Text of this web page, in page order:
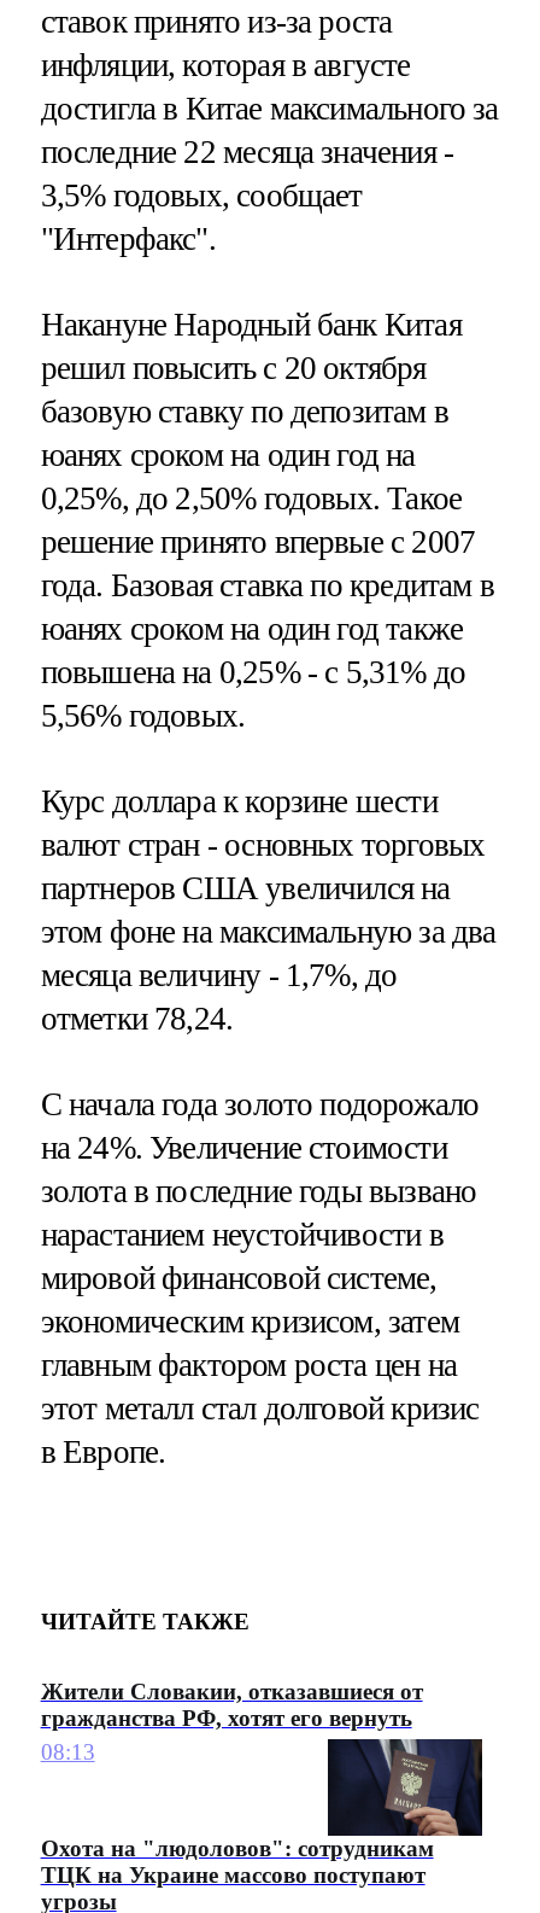
ставок принято из-за роста
инфляции, которая в августе
достигла в Китае максимального за
последние 22 месяца значения -
3,5% годовых, сообщает
"Интерфакс".
Накануне Народный банк Китая
решил повысить с 20 октября
базовую ставку по депозитам в
юанях сроком на один год на
0,25%, до 2,50% годовых. Такое
решение принято впервые с 2007
года. Базовая ставка по кредитам в
юанях сроком на один год также
повышена на 0,25% - с 5,31% до
5,56% годовых.
Курс доллара к корзине шести
валют стран - основных торговых
партнеров США увеличился на
этом фоне на максимальную за два
месяца величину - 1,7%, до
отметки 78,24.
С начала года золото подорожало
на 24%. Увеличение стоимости
золота в последние годы вызвано
нарастанием неустойчивости в
мировой финансовой системе,
экономическим кризисом, затем
главным фактором роста цен на
этот металл стал долговой кризис
в Европе.
ЧИТАЙТЕ ТАКЖЕ
Жители Словакии, отказавшиеся от
гражданства РФ, хотят его вернуть
08:13
Охота на "людоловов": сотрудникам
ТЦК на Украине массово поступают
угрозы